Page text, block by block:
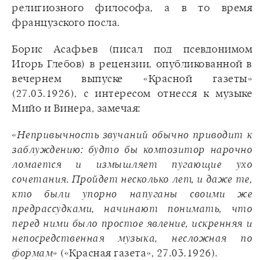
религиозного философа, а в то время
французского посла.
Борис Асафьев (писал под псевдонимом
Игорь Глебов) в рецензии, опубликованной в
вечернем выпуске «Красной газеты»
(27.03.1926), с интересом отнесся к музыке
Мийо и Винера, замечая:
«Непривычность звучаний обычно приводит к
заблуждению: будто бы композитор нарочно
ломается и измышляет пугающие ухо
сочетания. Пройдет несколько лет, и даже те,
кто были упорно напуганы своими же
предрассудками, начинают понимать, что
перед ними было простое явление, искренняя и
непосредственная музыка, несложная по
формам» («Красная газета», 27.03.1926).